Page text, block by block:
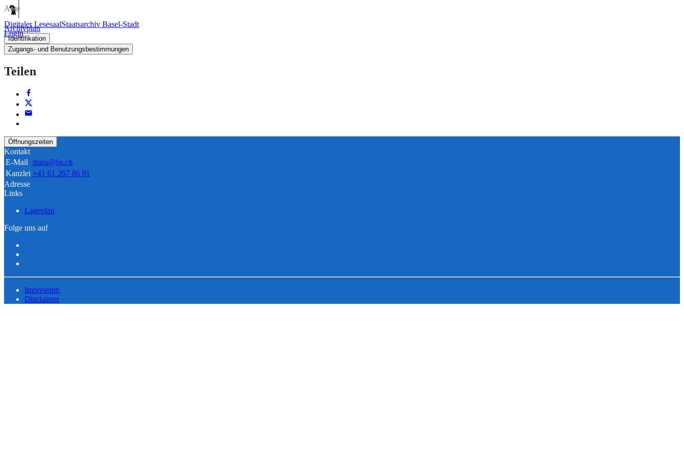
Digitaler LesesaalStaatsarchiv Basel-Stadt
Login
Akte
Archivplan
Identifikation
Zugangs- und Benutzungsbestimmungen
Teilen
Öffnungszeiten
Kontakt
E-Mail stabs@bs.ch
Kanzlei +41 61 267 86 01
Adresse
Links
Lageplan
Folge uns auf
Impressum
Disclaimer